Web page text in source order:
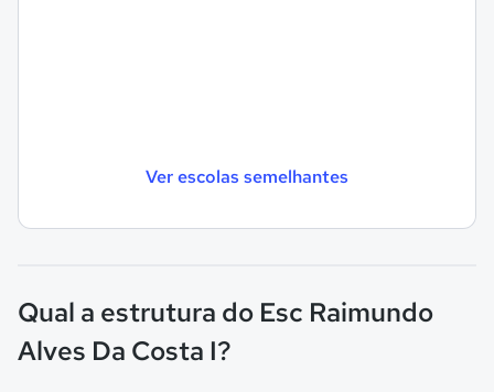
Ver escolas semelhantes
Qual a estrutura do Esc Raimundo
Alves Da Costa I?